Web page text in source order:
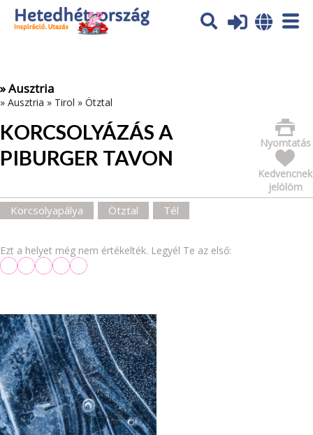
Az oldal sütiket (cookies) használ. További tájékoztatás itt:
Adatvédelmi tájékoztató
» Ausztria
» Ausztria » Tirol » Ötztal
KORCSOLYÁZÁS A
PIBURGER TAVON
Nyomtatás
Kedvencnek
jelölöm
Korcsolyapálya Ötztal Tél
Ezt a helyet még nem értékelték. Legyél Te az első: